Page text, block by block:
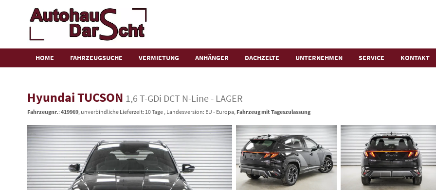
HOME FAHRZEUGSUCHE VERMIETUNG ANHÄNGER DACHZELTE UNTERNEHMEN SERVICE KONTAKT
Hyundai TUCSON 1,6 T-GDi DCT N-Line - LAGER
Fahrzeugnr.: 419969 , unverbindliche Lieferzeit: 10 Tage , Landesversion: EU - Europa, Fahrzeug mit Tageszulassung